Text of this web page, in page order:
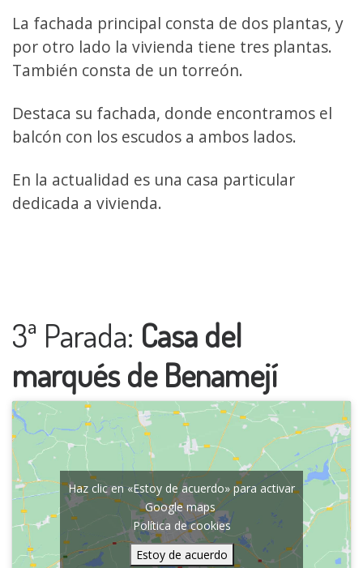
La fachada principal consta de dos plantas, y
por otro lado la vivienda tiene tres plantas.
También consta de un torreón.
Destaca su fachada, donde encontramos el
balcón con los escudos a ambos lados.
En la actualidad es una casa particular
dedicada a vivienda.
3ª Parada: Casa del
marqués de Benamejí
Haz clic en «Estoy de acuerdo» para activar
Google maps
Política de cookies
Estoy de acuerdo